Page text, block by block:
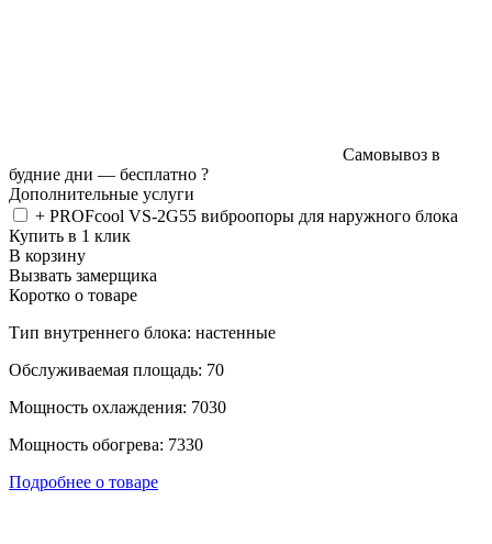
Самовывоз в
будние дни — бесплатно ?
Дополнительные услуги
+ PROFcool VS-2G55 виброопоры для наружного блока
Купить в 1 клик
В корзину
Вызвать замерщика
Коротко о товаре
Тип внутреннего блока: настенные
Обслуживаемая площадь: 70
Мощность охлаждения: 7030
Мощность обогрева: 7330
Подробнее о товаре